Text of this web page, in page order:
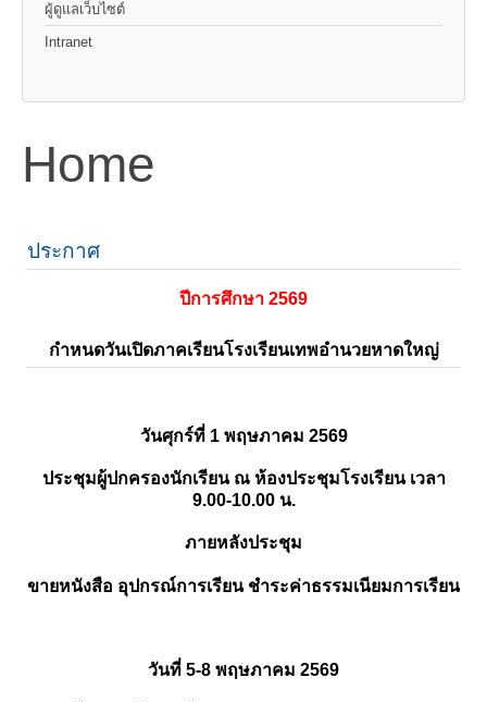
ผู้ดูแลเว็บไซต์
Intranet
Home
ประกาศ
ปีการศึกษา 2569
กำหนดวันเปิดภาคเรียนโรงเรียนเทพอำนวยหาดใหญ่
วันศุกร์ที่ 1 พฤษภาคม 2569
ประชุมผู้ปกครองนักเรียน ณ ห้องประชุมโรงเรียน เวลา
9.00-10.00 น.
ภายหลังประชุม
ขายหนังสือ อุปกรณ์การเรียน ชำระค่าธรรมเนียมการเรียน
วันที่ 5-8 พฤษภาคม 2569